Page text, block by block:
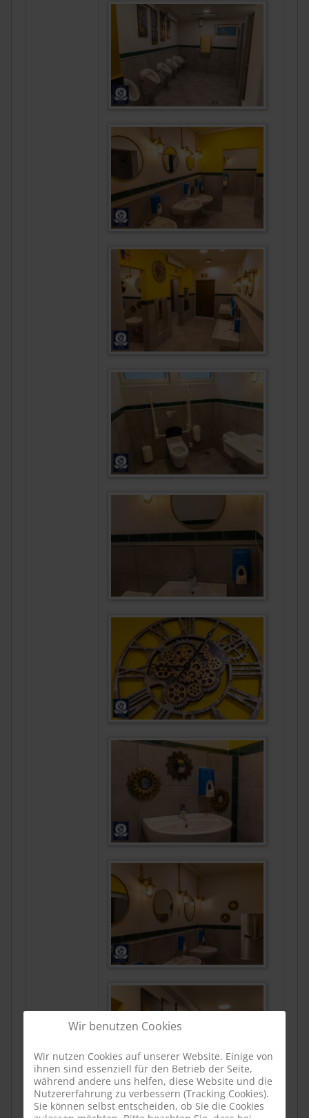
Wir benutzen Cookies
Wir nutzen Cookies auf unserer Website. Einige von
ihnen sind essenziell für den Betrieb der Seite,
während andere uns helfen, diese Website und die
Nutzererfahrung zu verbessern (Tracking Cookies).
Sie können selbst entscheiden, ob Sie die Cookies